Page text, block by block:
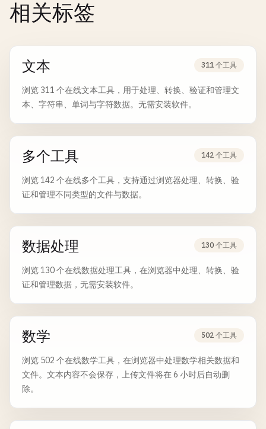
相关标签
文本 311 个工具
浏览 311 个在线文本工具，用于处理、转换、验证和管理文
本、字符串、单词与字符数据。无需安装软件。
多个工具 142 个工具
浏览 142 个在线多个工具，支持通过浏览器处理、转换、验
证和管理不同类型的文件与数据。
数据处理 130 个工具
浏览 130 个在线数据处理工具，在浏览器中处理、转换、验
证和管理数据，无需安装软件。
数学 502 个工具
浏览 502 个在线数学工具，在浏览器中处理数学相关数据和
文件。文本内容不会保存，上传文件将在 6 小时后自动删
除。